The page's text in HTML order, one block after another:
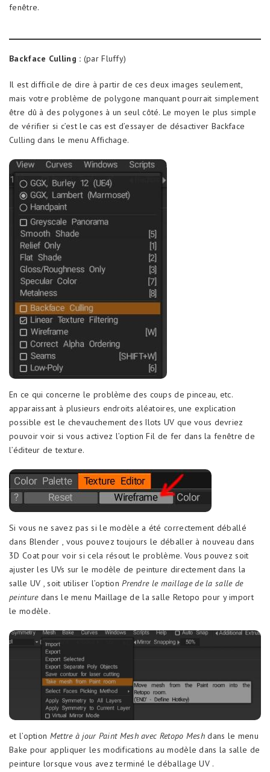
fenêtre.
Backface Culling : (par Fluffy)
Il est difficile de dire à partir de ces deux images seulement,
mais votre problème de polygone manquant pourrait simplement
être dû à des polygones à un seul côté. Le moyen le plus simple
de vérifier si c’est le cas est d’essayer de désactiver Backface
Culling dans le menu Affichage.
En ce qui concerne le problème des coups de pinceau, etc.
apparaissant à plusieurs endroits aléatoires, une explication
possible est le chevauchement des îlots UV que vous devriez
pouvoir voir si vous activez l’option Fil de fer dans la fenêtre de
l’éditeur de texture.
Si vous ne savez pas si le modèle a été correctement déballé
dans Blender , vous pouvez toujours le déballer à nouveau dans
3D Coat pour voir si cela résout le problème. Vous pouvez soit
ajuster les UVs sur le modèle de peinture directement dans la
salle UV , soit utiliser l’optionPrendre le maillage de la salle de
peinturedans le menu Maillage de la salle Retopo pour y import
le modèle.
et l’option Mettre à jour Paint Mesh avec Retopo Meshdans le menu
Bake pour appliquer les modifications au modèle dans la salle de
peinture lorsque vous avez terminé le déballage UV .